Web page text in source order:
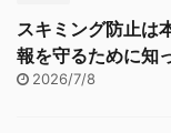
スキミング防止は
報を守るために知
2026/7/8